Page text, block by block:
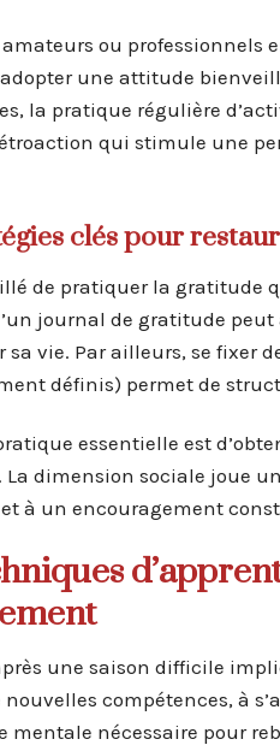
amateurs ou
une attitude
la pratique régulière
qui stimule une
clés pour
de pratiquer la gratitude
journal de gratitude
sa vie. Par ailleurs, se fixer
définis) permet de
essentielle est
La dimension sociale joue
à un encouragement
une saison difficile
compétences, à
mentale nécessaire pour